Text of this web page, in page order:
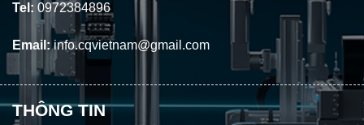
Tel: 0972384896
Email:info.cqvietnam@gmail.com
THÔNG TIN